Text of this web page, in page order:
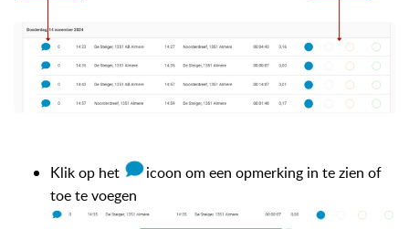
Klik op het
icoon om een opmerking in te zien of
toe te voegen